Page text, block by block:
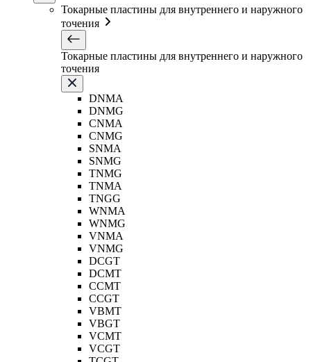
Токарные пластины для внутреннего и наружного
точения
Токарные пластины для внутреннего и наружного
точения
DNMA
DNMG
CNMA
CNMG
SNMA
SNMG
TNMG
TNMA
TNGG
WNMA
WNMG
VNMA
VNMG
DCGT
DCMT
CCMT
CCGT
VBMT
VBGT
VCMT
VCGT